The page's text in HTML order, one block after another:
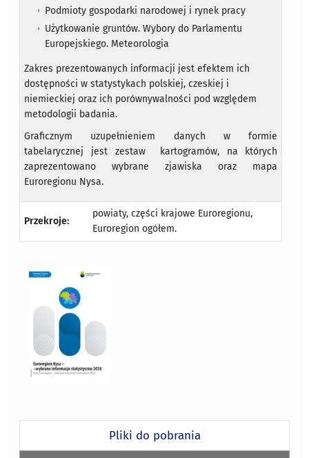
Podmioty gospodarki narodowej i rynek pracy
Użytkowanie gruntów. Wybory do Parlamentu
Europejskiego. Meteorologia
Zakres prezentowanych informacji jest efektem ich
dostępności w statystykach polskiej, czeskiej i
niemieckiej oraz ich porównywalności pod względem
metodologii badania.
Graficznym uzupełnieniem danych w formie
tabelarycznej jest zestaw kartogramów, na których
zaprezentowano wybrane zjawiska oraz mapa
Euroregionu Nysa.
Przekroje:
powiaty, części krajowe Euroregionu,
Euroregion ogółem.
Pliki do pobrania